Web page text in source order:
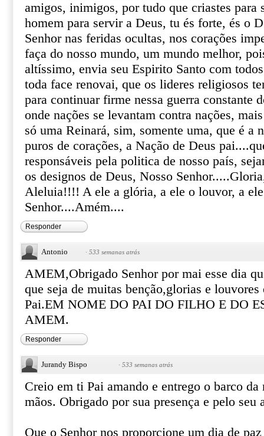
amigos, inimigos, por tudo que criastes para
homem para servir a Deus, tu és forte, és o
Senhor nas feridas ocultas, nos corações
faça do nosso mundo, um mundo melhor,
altíssimo, envia seu Espirito Santo com
toda face renovai, que os lideres religiosos
para continuar firme nessa guerra constante
onde nações se levantam contra nações,
só uma Reinará, sim, somente uma, que é a
puros de corações, a Nação de Deus
responsáveis pela politica de nosso país,
os designos de Deus, Nosso
Aleluia!!!! A ele a glória, a ele o louvor, a
Senhor....Amém....
Responder
Antonio · 533 semanas atrás
AMEM,Obrigado Senhor por mai esse dia
que seja de muitas benção,glorias e louvores
Pai.EM NOME DO PAI DO FILHO E DO
AMEM.
Responder
Jurandy Bispo · 533 semanas atrás
Creio em ti Pai amando e entrego o barco
mãos. Obrigado por sua presença e pelo seu
Que o Senhor nos proporcione um dia de